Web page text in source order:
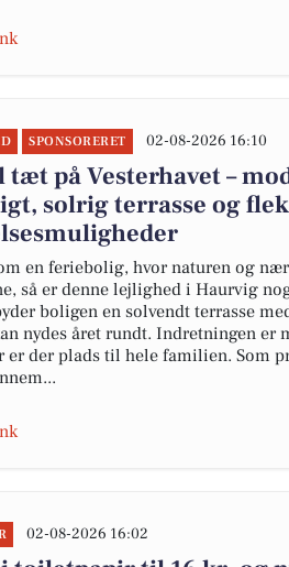
SPONSORERET 02-08-2026 16:10
tæt på Vesterhavet –
solrig terrasse og
en feriebolig, hvor naturen og
så er denne lejlighed i Haurvig
boligen en solvendt terrasse
nydes året rundt. Indretningen er
er der plads til hele familien. Som
02-08-2026 16:02